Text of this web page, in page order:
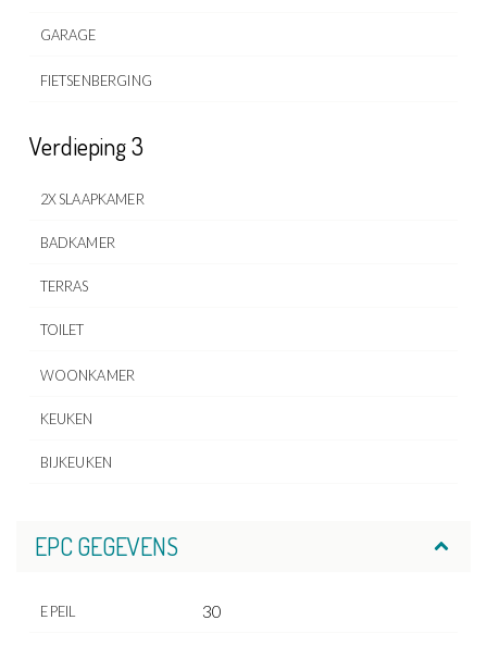
GARAGE
FIETSENBERGING
Verdieping 3
2X SLAAPKAMER
BADKAMER
TERRAS
TOILET
WOONKAMER
KEUKEN
BIJKEUKEN
EPC GEGEVENS
E PEIL 30